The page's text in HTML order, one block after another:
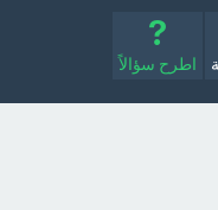
اطرح سؤالاً